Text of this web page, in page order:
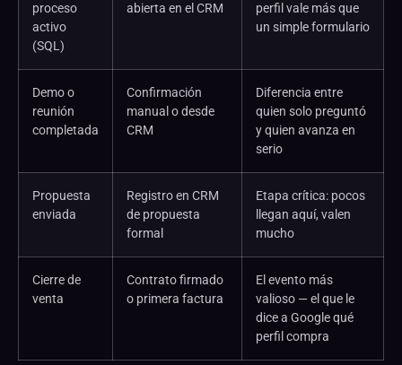
proceso
activo
(SQL)
abierta en el CRM
perfil vale más que
un simple formulario
Demo o
reunión
completada
Confirmación
manual o desde
CRM
Diferencia entre
quien solo preguntó
y quien avanza en
serio
Propuesta
enviada
Registro en CRM
de propuesta
formal
Etapa crítica: pocos
llegan aquí, valen
mucho
Cierre de
venta
Contrato firmado
o primera factura
El evento más
valioso — el que le
dice a Google qué
perfil compra